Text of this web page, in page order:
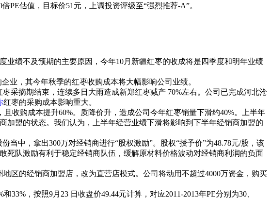
PE估值，目标价51元，上调投资评级至“强烈推荐-A”。
业绩不及预期的主要原因，今年10月新疆红枣的收成将是四季度和明年业绩
业，其今年秋季的红枣收购成本将大幅影响公司业绩。
摘期结束，连续多日大雨造成新郑红枣减产 70%左右。公司已完成河北沧
红枣的采购成本影响重大。
购成本提升60%。质降价升，造成公司今年红枣销量下滑约40%。上半年
加盟的状态。我们认为，上半年经营业绩下滑将影响到下半年经销商加盟的
当中，拿出300万对经销商进行“股权激励”。股权“授予价”为48.78元/股，该
队激励有利于稳定经销商队伍，缓解原材料价格波动对经销商利润的负面
的经销商加盟店，改为直营店模式。公司将动用不超过4000万资金，购买
，按照9月23 日收盘价49.44元计算，对应2011-2013年PE分别为30、